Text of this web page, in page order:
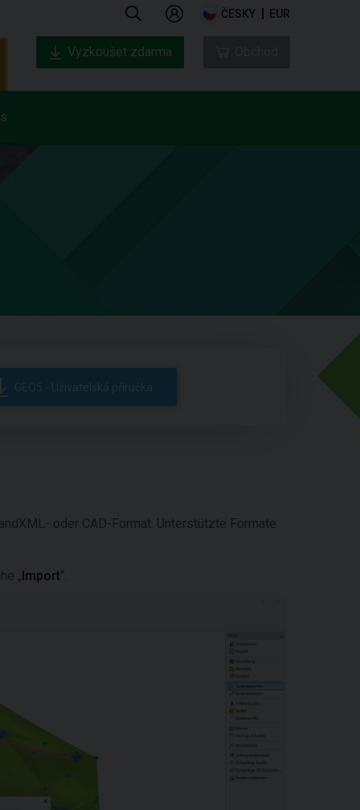
ČESKY EUR
Vyzkoušet zdarma
GEO5 - Uživatelská příručka
oder CAD-Format. Unterstützte Formate
„Import“: